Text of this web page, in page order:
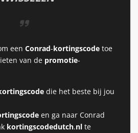
een Conrad-kortingscode toe
van de promotie-
die het beste bij jou
en ga naar Conrad
kortingscodedutch.nl te